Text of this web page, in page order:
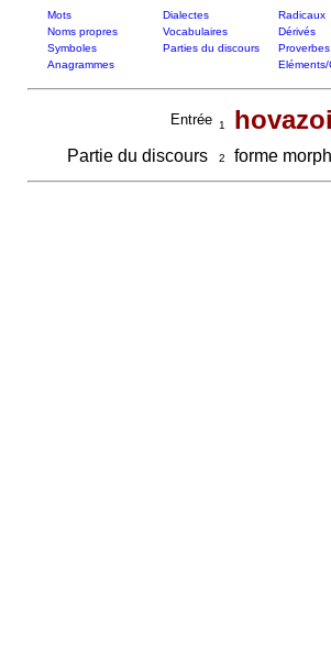
Mots Dialectes Radicaux
Noms propres
Vocabulaires Dérivés
Symboles
Parties du discours Proverbes
Anagrammes
Eléments/
Entrée 1 hovazoi
Partie du discours 2 forme